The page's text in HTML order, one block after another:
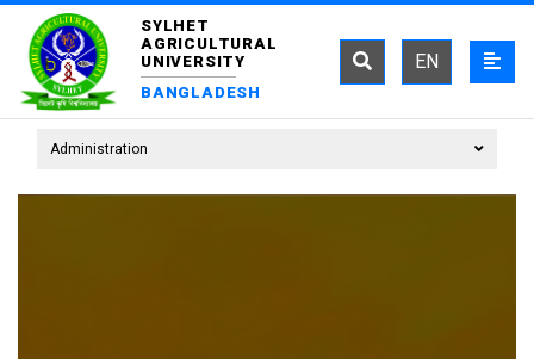
SYLHET
AGRICULTURAL
UNIVERSITY
BANGLADESH
EN
Administration